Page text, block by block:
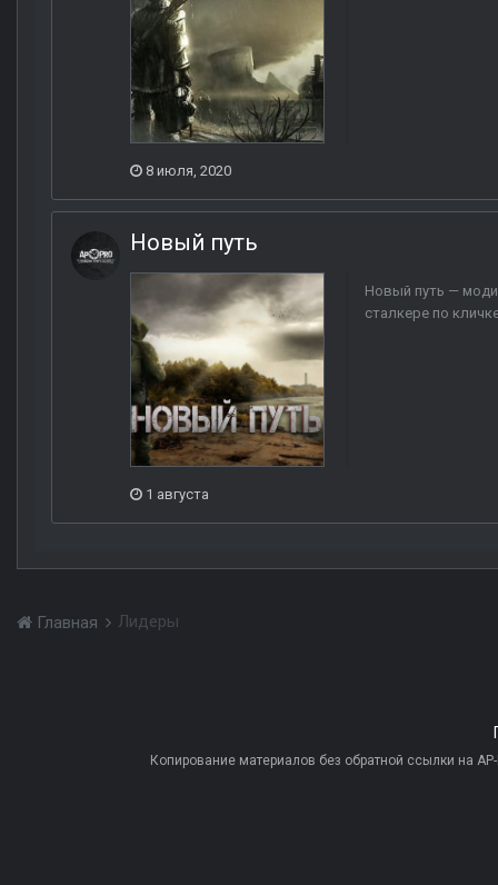
8 июля, 2020
Новый путь
Новый путь —
сталкере по
1 августа
Главная Лидеры
Копирование материалов без обратной ссылки на